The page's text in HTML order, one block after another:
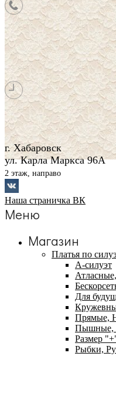
г. Хабаровск
ул. Карла Маркса 96А
2 этаж, направо
Наша страничка ВК
Меню
Магазин
Платья по
А-силуэт
Для
Прямые,
Пышные,
Размер
Рыбки,